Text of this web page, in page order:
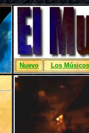
Nuevo Los Músicos